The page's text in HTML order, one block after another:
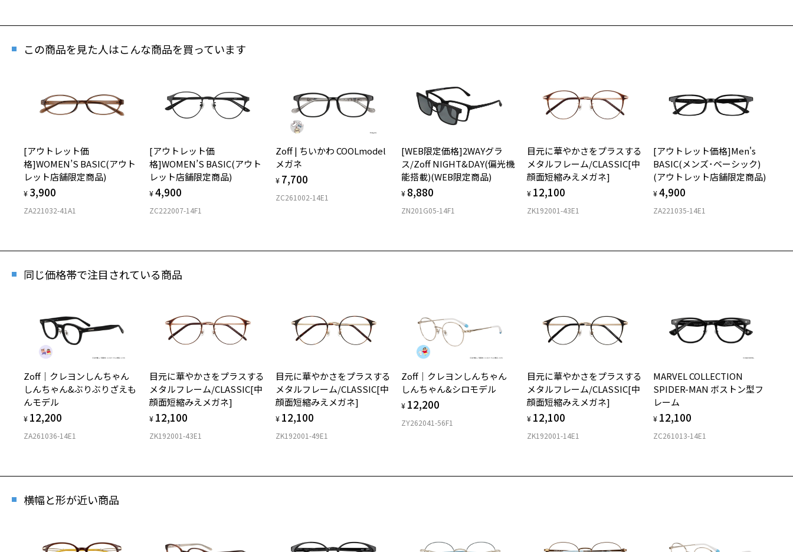
お気に入り
お気に入りに追加済です。
お気に入りリストはこちら
再入荷お知らせメールのお申し込み
[WEB限定モアセール価格]Zoff｜UNITED ARROWS
商品番号：ZO251018-63A1/フレームカラー：グリーン(オリーブ)/単価：￥8,300
ログインして申し込む
店舗への再入荷ではございませんのでご了承ください。
世界中、国内外からセレクトしたブランドと豊富なオリジナルアイテム
Zoff｜UNITED ARROWS 特設ページをみる
お持ちのZoffメガネサイズを確認するには？
仕上がり寸法
D 仕上がりの横幅：約135mm
E 仕上がりの縦幅：約48mm
ボストン
フロント素材：アセテート
安心2 視力測定無料
安心3 かかり具合調整無料
フレームの歪みやかかり具合の調整・クリーニングは、全国の
Zoff店舗にていつでも対応いたします。
＜メガネの度数情報がわからない方へ＞
ご購入時に「レンズ交換券」をお選びいただくと、実店舗で度数を測定
のうえ、
度付きレンズ（標準セットレンズ）へ無料交換いただけます。
詳しくはこちら
実店舗で度数を測定いただけます
この商品を見た人はこんな商品を買っています
[アウトレット価
格]WOMEN’S BASIC(アウト
レット店舗限定商品)
¥ 3,900
ZA221032-41A1
[アウトレット価
格]WOMEN’S BASIC(アウト
レット店舗限定商品)
¥4,900
ZC222007-14F1
Zoff | ちいかわ COOLmodel
メガネ
¥ 7,700
ZC261002-14E1
[WEB限定価格]2WAYグラ
ス/Zoff NIGHT&DAY(偏光機
能搭載)(WEB限定商品)
¥ 8,880
ZN201G05-14F1
目元に華やかさをプラスする
メタルフレーム/CLASSIC[中
顔面短縮みえメガネ]
¥ 12,100
ZK192001-43E1
[アウトレット価格]Men's
BASIC(メンズ･ベーシック)
(アウトレット店舗限定商品)
¥4,900
ZA221035-14E1
同じ価格帯で注目されている商品
Zoff｜クレヨンしんちゃん
しんちゃん&ぶりぶりざえも
んモデル
¥ 12,200
ZA261036-14E1
目元に華やかさをプラスする
メタルフレーム/CLASSIC[中
顔面短縮みえメガネ]
¥ 12,100
ZK192001-43E1
目元に華やかさをプラスする
メタルフレーム/CLASSIC[中
顔面短縮みえメガネ]
¥ 12,100
ZK192001-49E1
Zoff｜クレヨンしんちゃん
しんちゃん&シロモデル
¥ 12,200
ZY262041-56F1
目元に華やかさをプラスする
メタルフレーム/CLASSIC[中
顔面短縮みえメガネ]
¥ 12,100
ZK192001-14E1
MARVEL COLLECTION
SPIDER-MAN ボストン型フ
レーム
¥ 12,100
ZC261013-14E1
横幅と形が近い商品